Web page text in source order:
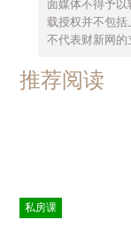
面媒体不得予
载授权并不包括
不代表财新网的
推荐阅读
私房课